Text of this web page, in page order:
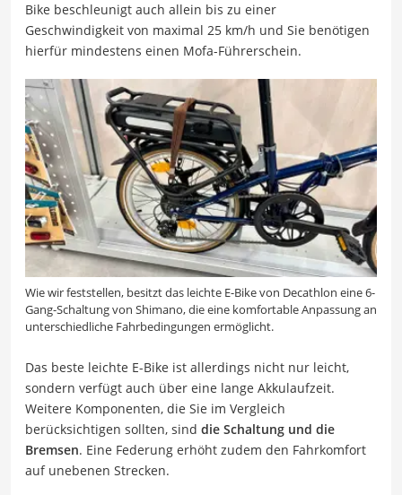
Bike beschleunigt auch allein bis zu einer
Geschwindigkeit von maximal 25 km/h und Sie benötigen
hierfür mindestens einen Mofa-Führerschein.
Wie wir feststellen, besitzt das leichte E-Bike von Decathlon eine 6-
Gang-Schaltung von Shimano, die eine komfortable Anpassung an
unterschiedliche Fahrbedingungen ermöglicht.
Das beste leichte E-Bike ist allerdings nicht nur leicht,
sondern verfügt auch über eine lange Akkulaufzeit.
Weitere Komponenten, die Sie im Vergleich
berücksichtigen sollten, sind die Schaltung und die
Bremsen. Eine Federung erhöht zudem den Fahrkomfort
auf unebenen Strecken.